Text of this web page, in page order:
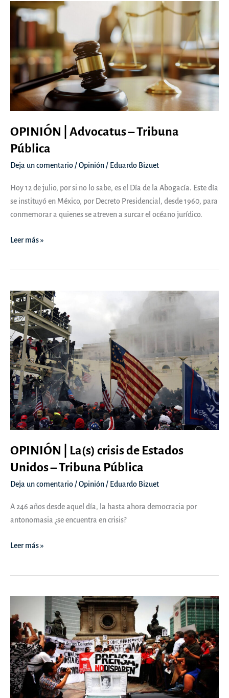
Hebdo,
Salman
¿continuará
la
(in)tolerancia?
–
En
Contexto
OPINIÓN | Advocatus – Tribuna
Pública
Deja un comentario/Opinión/ Eduardo Bizuet
Hoy 12 de julio, por si no lo sabe, es el Día de la Abogacía. Este día
se instituyó en México, por Decreto Presidencial, desde 1960, para
conmemorar a quienes se atreven a surcar el océano jurídico.
OPINIÓN
Tribuna
Pública
Leer más »
OPINIÓN | La(s) crisis de Estados
Unidos – Tribuna Pública
Deja un comentario/Opinión/ Eduardo Bizuet
A 246 años desde aquel día, la hasta ahora democracia por
antonomasia ¿se encuentra en crisis?
OPINIÓN
de
Unidos
Tribuna
Pública
Leer más »